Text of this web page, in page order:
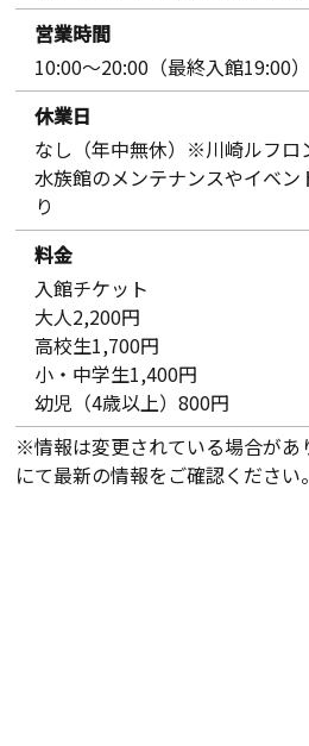
営業時間
10:00～20:00（最終入館19:00）
休業日
なし（年中無休）※川崎ルフ
水族館のメンテナンスやイベ
り
料金
入館チケット
大人2,200円
高校生1,700円
小・中学生1,400円
幼児（4歳以上）800円
※情報は変更されている場合があ
にて最新の情報をご確認ください。